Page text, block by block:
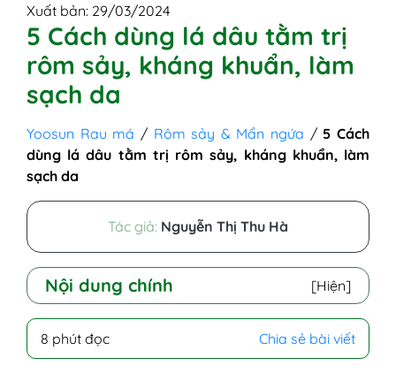
Xuất bản: 29/03/2024
5 Cách dùng lá dâu tằm trị
rôm sảy, kháng khuẩn, làm
sạch da
Yoosun Rau má / Rôm sảy & Mẩn ngứa / 5 Cách
dùng lá dâu tằm trị rôm sảy, kháng khuẩn, làm
sạch da
Tác giả: Nguyễn Thị Thu Hà
Nội dung chính [Hiện]
I - Lá dâu tằm là lá gì? Những tác dụng với
làn da
8 phút đọc Chia sẻ bài viết